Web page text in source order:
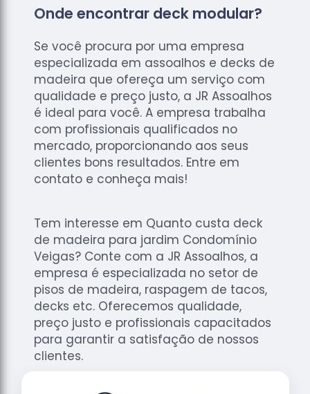
Onde encontrar deck modular?
Se você procura por uma empresa
especializada em assoalhos e decks de
madeira que ofereça um serviço com
qualidade e preço justo, a JR Assoalhos
é ideal para você. A empresa trabalha
com profissionais qualificados no
mercado, proporcionando aos seus
clientes bons resultados. Entre em
contato e conheça mais!
Tem interesse em Quanto custa deck
de madeira para jardim Condomínio
Veigas? Conte com a JR Assoalhos, a
empresa é especializada no setor de
pisos de madeira, raspagem de tacos,
decks etc. Oferecemos qualidade,
preço justo e profissionais capacitados
para garantir a satisfação de nossos
clientes.